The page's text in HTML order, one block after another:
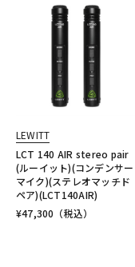
LEWITT
LCT 140 AIR stereo pair
(ルーイット)(コンデンサー
マイク)(ステレオマッチド
ペア)(LCT140AIR)
¥47,300 （税込）